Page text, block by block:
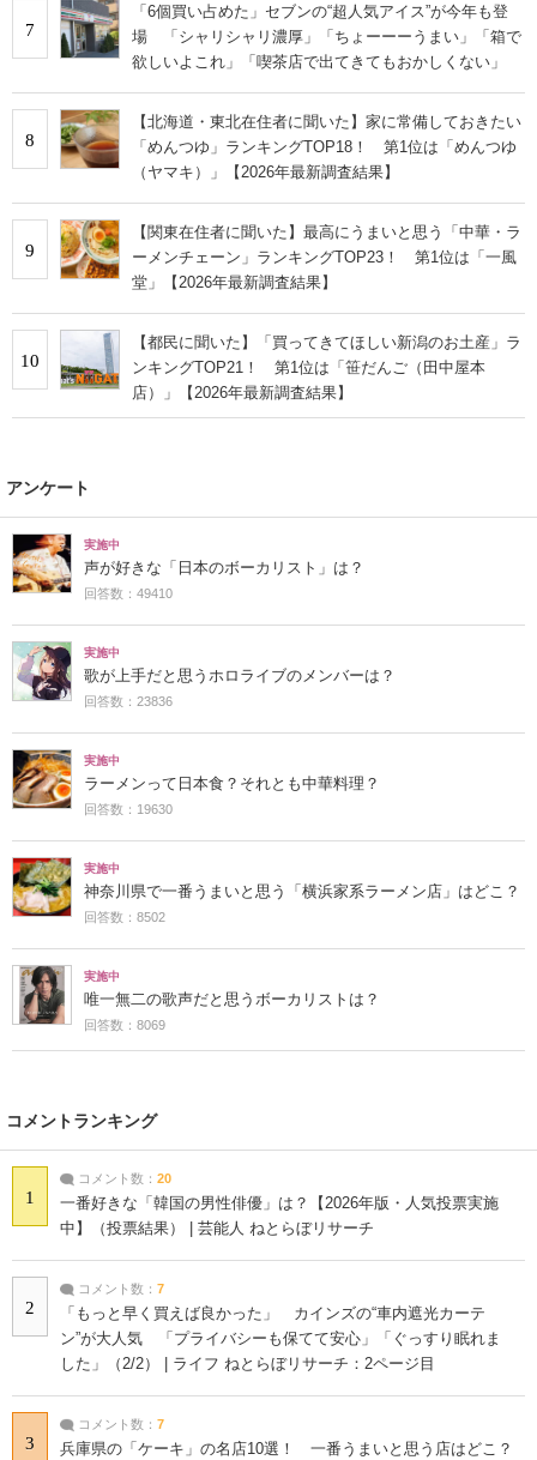
7
「6個買い占めた」セブンの“超人気アイス”が今年も登
場 「シャリシャリ濃厚」「ちょーーーうまい」「箱で
欲しいよこれ」「喫茶店で出てきてもおかしくない」
8
【北海道・東北在住者に聞いた】家に常備しておきたい
「めんつゆ」ランキングTOP18！ 第1位は「めんつゆ
（ヤマキ）」【2026年最新調査結果】
9
【関東在住者に聞いた】最高にうまいと思う「中華・ラ
ーメンチェーン」ランキングTOP23！ 第1位は「一風
堂」【2026年最新調査結果】
10
【都民に聞いた】「買ってきてほしい新潟のお土産」ラ
ンキングTOP21！ 第1位は「笹だんご（田中屋本
店）」【2026年最新調査結果】
アンケート
実施中
声が好きな「日本のボーカリスト」は？
回答数：49410
実施中
歌が上手だと思うホロライブのメンバーは？
回答数：23836
実施中
ラーメンって日本食？それとも中華料理？
回答数：19630
実施中
神奈川県で一番うまいと思う「横浜家系ラーメン店」はどこ？
回答数：8502
実施中
唯一無二の歌声だと思うボーカリストは？
回答数：8069
コメントランキング
1
コメント数： 20
一番好きな「韓国の男性俳優」は？【2026年版・人気投票実施
中】（投票結果） | 芸能人 ねとらぼリサーチ
2
コメント数： 7
「もっと早く買えば良かった」 カインズの“車内遮光カーテ
ン”が大人気 「プライバシーも保てて安心」「ぐっすり眠れま
した」（2/2） | ライフ ねとらぼリサーチ：2ページ目
3
コメント数： 7
兵庫県の「ケーキ」の名店10選！ 一番うまいと思う店はどこ？